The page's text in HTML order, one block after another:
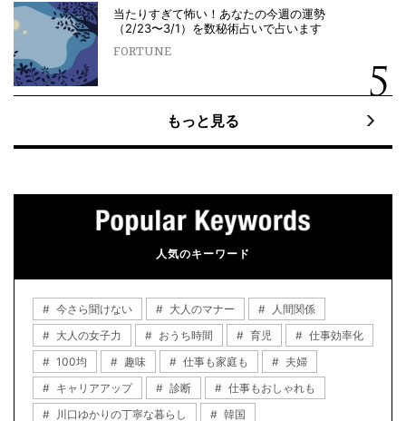
当たりすぎて怖い！あなたの今週の運勢
（2/23〜3/1）を数秘術占いで占います
FORTUNE
もっと見る
人気のキーワード
今さら聞けない 大人のマナー
人間関係
大人の女子力
おうち時間 育児
仕事効率化
100均
趣味 仕事も家庭も
夫婦
キャリアアップ
診断
仕事もおしゃれも
川口ゆかりの丁寧な暮らし
韓国